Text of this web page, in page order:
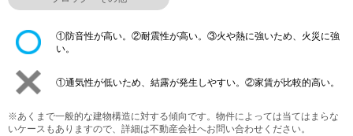
①防音性が高い。②耐震性が高い。③火や熱に強いため、火災に強
い。
①通気性が低いため、結露が発生しやすい。②家賃が比較的高い。
※あくまで一般的な建物構造に対する傾向です。物件によっては当てはまらな
いケースもありますので、詳細は不動産会社へお問い合わせください。